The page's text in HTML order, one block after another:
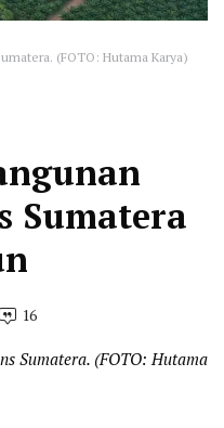
(FOTO: Hutama Karya)
Sumatera
16
Sumatera. (FOTO: Hutama